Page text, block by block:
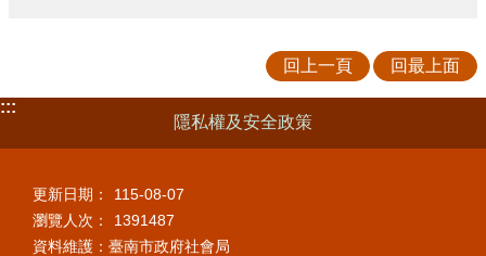
回上一頁 回最上面
:::
隱私權及安全政策
更新日期：
115-08-07
瀏覽人次：
1391487
資料維護：臺南市政府社會局